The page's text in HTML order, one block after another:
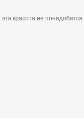
красота не понадобится